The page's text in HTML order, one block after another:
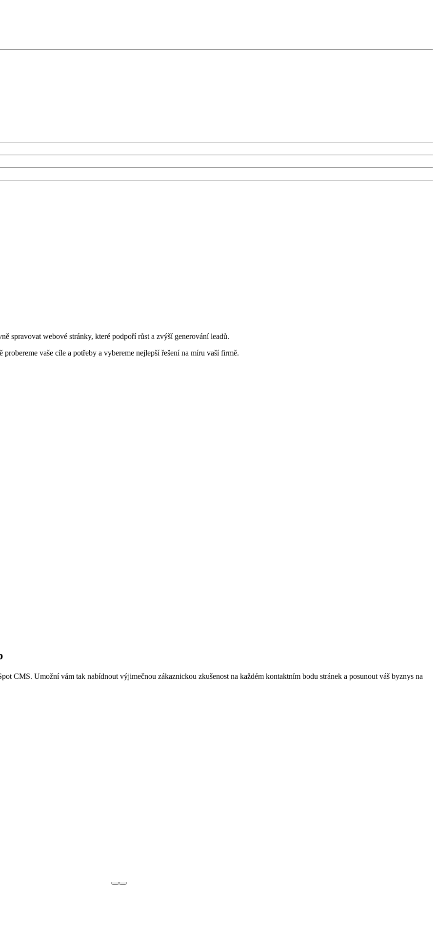
spravovat webové stránky, které podpoří růst a zvýší generování leadů.
vaše cíle a potřeby a vybereme nejlepší řešení na míru vaší firmě.
CMS. Umožní vám tak nabídnout výjimečnou zákaznickou zkušenost na každém kontaktním bodu stránek a posunout váš byznys na